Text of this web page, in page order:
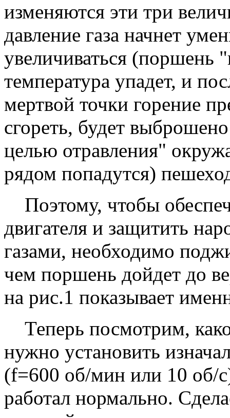
изменяются эти три
давление газа начнет
увеличиваться (поршень
температура упадет, и
мертвой точки горение
сгореть, будет
целью отравления"
рядом попадутся)
Поэтому, чтобы
двигателя и защитить
газами, необходимо
чем поршень дойдет до
на рис.1 показывает
Теперь посмотрим,
нужно установить
(f=600 об/мин или 10 об/
работал нормально.